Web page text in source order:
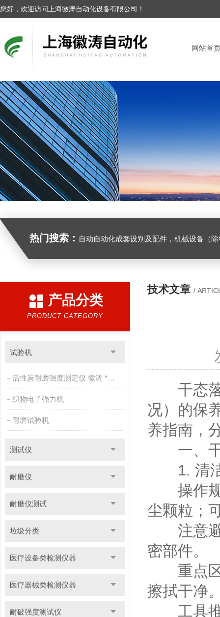
您好，欢迎访问上海徽涛自动化设备有限公司！
网站首
热门搜索： 自动自动化成套设别及配件，机械设备（除特种设备）及配件制造，加工（以上限分支机构经营），设计，批发，零售，模具，五金制品，工具加工（限分支机构经营），设计，批发，零售。五金交电，金属材料，金属制品，不锈钢制品，建筑材料，钢材，橡塑制品，环保设备，润滑剂，汽车配件，摩托车配件的批发，零售。（企业经营涉及行政许可的，凭许可证件经营）化成套设别及配件，机械设备（除特种设
产品分类
PRODUCT CATEGORY
试验机
活性炭耐磨强度测定仪 徽涛 *售后
织物电子强力机
耐磨试验机
测试仪
耐磨仪
耐磨仪测试
垃圾分类
医疗设备类检测仪器
医疗器械类检测仪器
耐破强度测试仪
技术文章 /
干态落
况）的保
养指南，
一、
1. 清洁
操作规
尘颗粒；
注意避
密部件。
重点区
擦拭干净
工具推